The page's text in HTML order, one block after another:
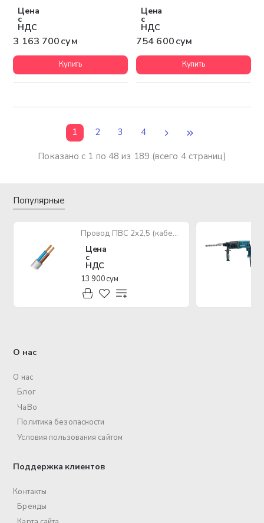
Цена
с
НДС
3 163 700 сум
Купить
Цена
с
НДС
754 600 сум
Купить
1 2 3 4
Показано с 1 по 48 из 189 (всего 4 страниц)
Популярные
Провод ПВС 2х2,5 (кабель медный многожильный)
Цена
с
НДС
13 900 сум
О нас
О нас
Блог
ЧаВо
Политика безопасности
Условия пользования сайтом
Поддержка клиентов
Контакты
Бренды